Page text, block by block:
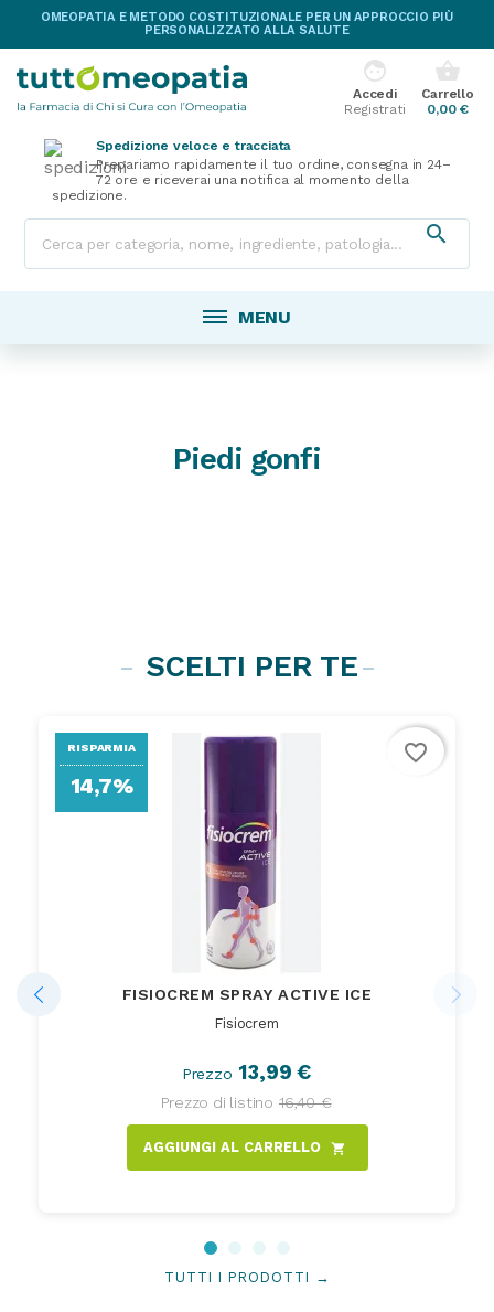
OMEOPATIA E METODO COSTITUZIONALE PER UN APPROCCIO PIÙ
PERSONALIZZATO ALLA SALUTE
shopping_basket
Carrello
0,00 €
face
Accedi
Registrati
Spedizione veloce e tracciata
Prepariamo rapidamente il tuo ordine, consegna in 24–
72 ore e riceverai una notifica al momento della
spedizione.

MENU
Piedi gonfi
SCELTI PER TE
FISIOCREM SPRAY ACTIVE ICE
Fisiocrem
Prezzo 13,99 €
Prezzo di listino 16,40 €
AGGIUNGI AL CARRELLO shopping_cart
RISPARMIA
14,7%
favorite_border
TUTTI I PRODOTTI →